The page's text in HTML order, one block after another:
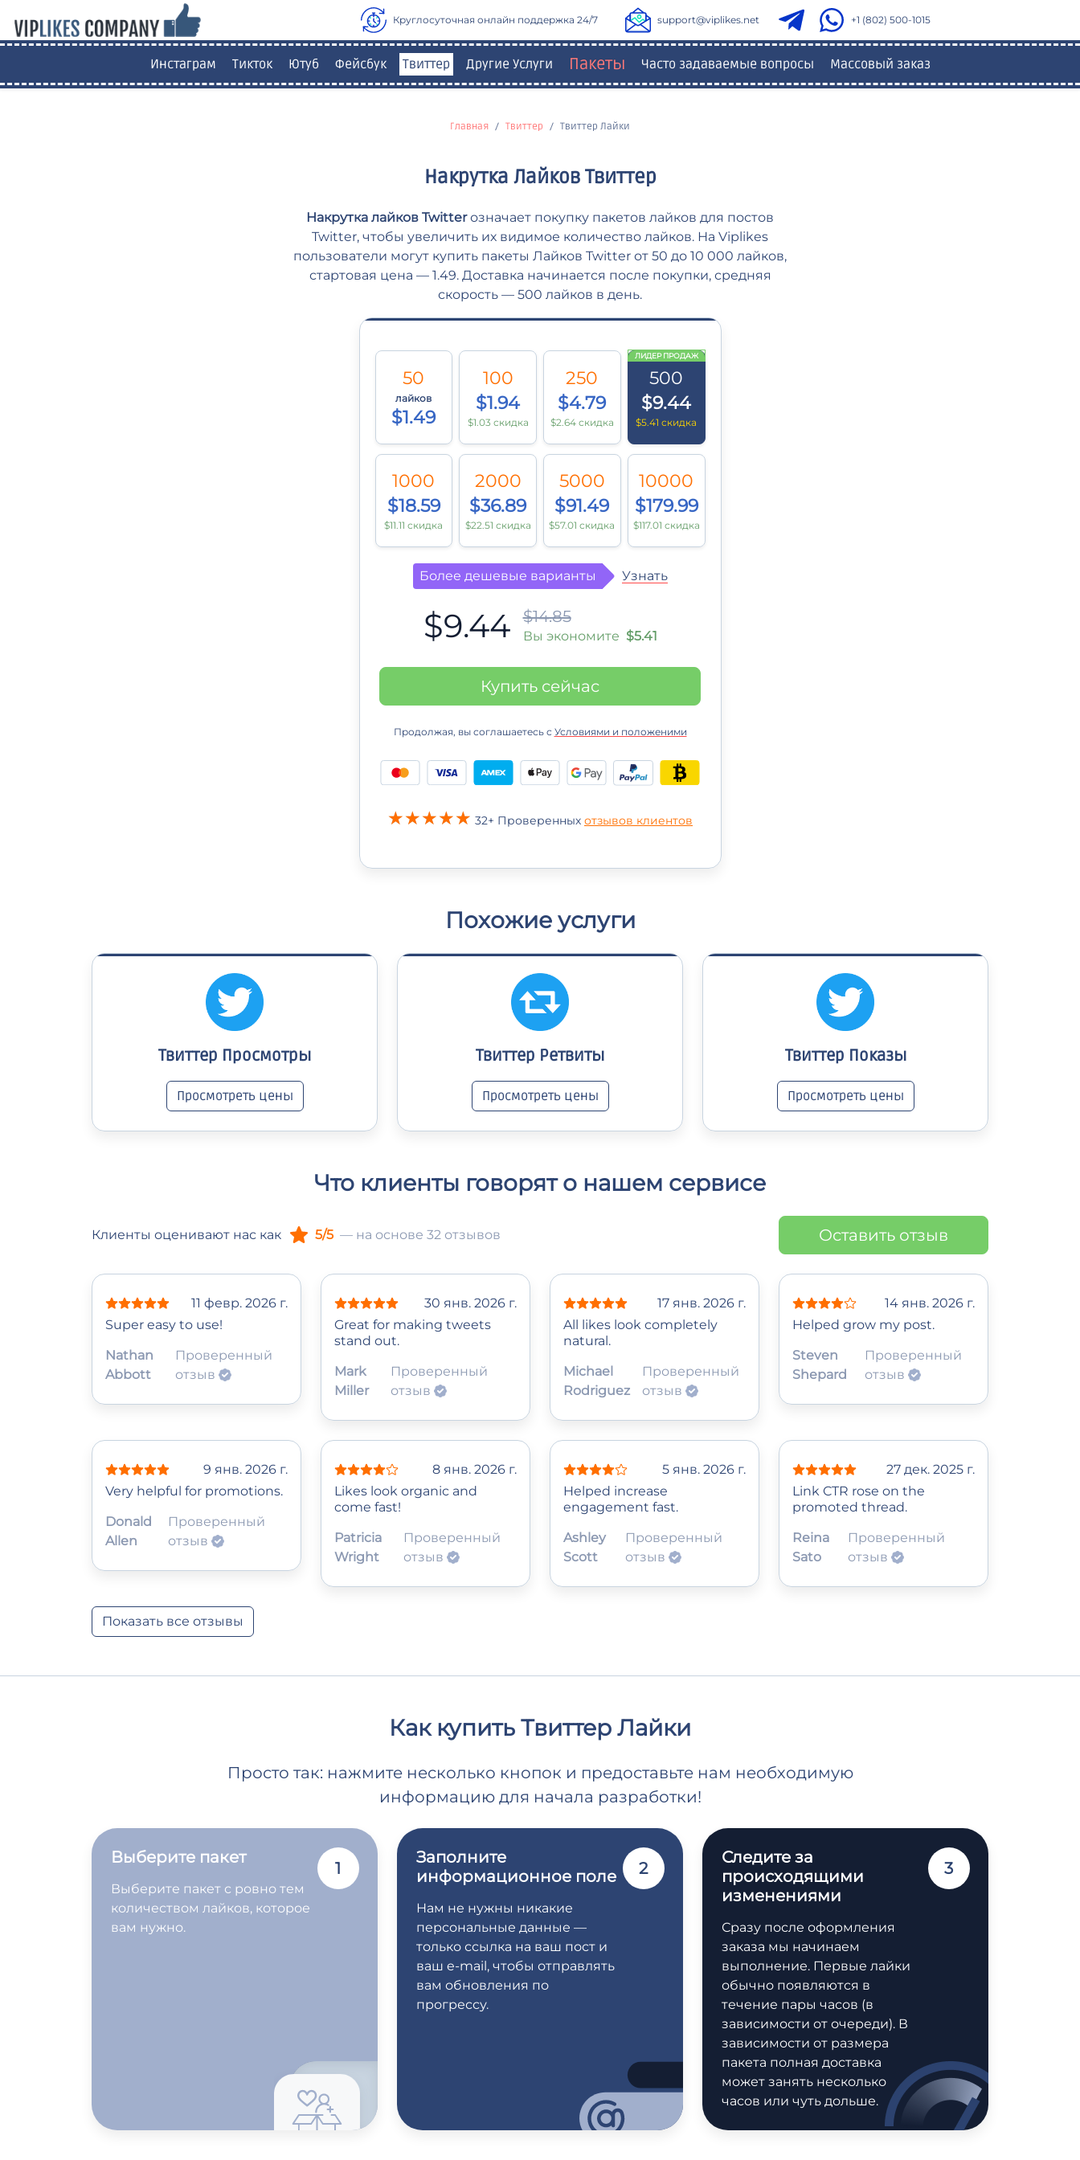
Круглосуточная онлайн поддержка 24/7 support@viplikes.net +1 (802) 500-1015
Инстаграм Тикток Ютуб Фейсбук Твиттер Другие Услуги Пакеты Часто задаваемые вопросы Массовый заказ
Главная Твиттер Твиттер Лайки
Накрутка Лайков Твиттер
Накрутка лайков Twitterозначает покупку пакетов лайков для постов
Twitter, чтобы увеличить их видимое количество лайков. На Viplikes
пользователи могут купить пакеты Лайков Twitter от 50 до 10 000 лайков,
стартовая цена — 1.49. Доставка начинается после покупки, средняя
скорость — 500 лайков в день.
50
лайков
$1.49
100
$1.94
$1.03 скидка
250
$4.79
$2.64 скидка
ЛИДЕР ПРОДАЖ
500
$9.44
$5.41 скидка
1000
$18.59
$11.11 скидка
2000
$36.89
$22.51 скидка
5000
$91.49
$57.01 скидка
10000
$179.99
$117.01 скидка
Более дешевые варианты Узнать
$9.44 $14.85
Вы экономите $5.41
Купить сейчас
Продолжая, вы соглашаетесь с Условиями и положеними
32+ Проверенных отзывов клиентов
Похожие услуги
Твиттер Просмотры
Просмотреть цены
Твиттер Ретвиты
Просмотреть цены
Твиттер Показы
Просмотреть цены
Что клиенты говорят о нашем сервисе
Клиенты оценивают нас как 5/5 — на основе 32 отзывов Оставить отзыв
11 февр. 2026 г.
Super easy to use!
Nathan
Abbott
Проверенный
отзыв
30 янв. 2026 г.
Great for making tweets
stand out.
Mark
Miller
Проверенный
отзыв
17 янв. 2026 г.
All likes look completely
natural.
Michael
Rodriguez
Проверенный
отзыв
14 янв. 2026 г.
Helped grow my post.
Steven
Shepard
Проверенный
отзыв
9 янв. 2026 г.
Very helpful for promotions.
Donald
Allen
Проверенный
отзыв
8 янв. 2026 г.
Likes look organic and
come fast!
Patricia
Wright
Проверенный
отзыв
5 янв. 2026 г.
Helped increase
engagement fast.
Ashley
Scott
Проверенный
отзыв
27 дек. 2025 г.
Link CTR rose on the
promoted thread.
Reina
Sato
Проверенный
отзыв
Показать все отзывы
Как купить Твиттер Лайки
Просто так: нажмите несколько кнопок и предоставьте нам необходимую
информацию для начала разработки!
Выберите пакет
Выберите пакет с ровно тем
количеством лайков, которое
вам нужно.
1
Заполните
информационное поле
Нам не нужны никакие
персональные данные —
только ссылка на ваш пост и
ваш e-mail, чтобы отправлять
вам обновления по
прогрессу.
2
Следите за
происходящими
изменениями
Сразу после оформления
заказа мы начинаем
выполнение. Первые лайки
обычно появляются в
течение пары часов (в
зависимости от очереди). В
зависимости от размера
пакета полная доставка
может занять несколько
часов или чуть дольше.
3